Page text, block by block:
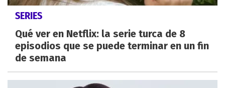
SERIES
Qué ver en Netflix: la serie turca de 8
episodios que se puede terminar en un fin
de semana